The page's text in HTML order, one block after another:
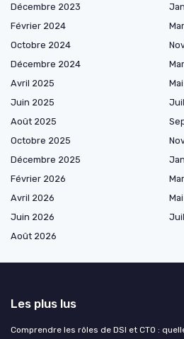
Décembre 2023
Février 2024
Octobre 2024
Décembre 2024
Avril 2025
Juin 2025
Août 2025
Octobre 2025
Décembre 2025
Février 2026
Avril 2026
Juin 2026
Août 2026
Les plus lus
Comprendre les rôles de DSI et CTO :